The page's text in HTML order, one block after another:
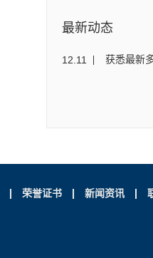
最新动态
12.11 获悉最新
荣誉证书 新闻资讯